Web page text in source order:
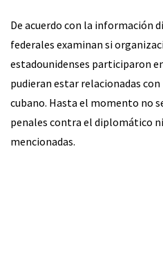
De acuerdo con la información
federales examinan si
estadounidenses participaron
pudieran estar relacionadas
cubano. Hasta el momento no
penales contra el diplomático
mencionadas.